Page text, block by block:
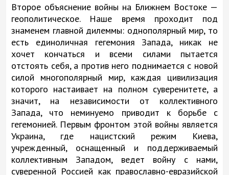
Второе объяснение войны на Ближнем Востоке —
геополитическое. Наше время проходит под
знаменем главной дилеммы: однополярный мир, то
есть единоличная гегемония Запада, никак не
хочет кончаться и всеми силами пытается
отстоять себя, а против него поднимается с новой
силой многополярный мир, каждая цивилизация
которого настаивает на полном суверенитете, а
значит, на независимости от коллективного
Запада, что неминуемо приводит к борьбе с
гегемонией. Первым фронтом этой войны является
Украина, где нацистский режим Киева,
учрежденный, оснащенный и поддерживаемый
коллективным Западом, ведет войну с нами,
суверенной Россией как православно-евразийской